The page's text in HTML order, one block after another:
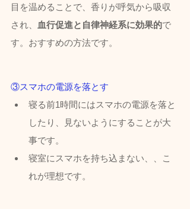
目を温めることで、香りが呼気から吸収
され、
血行促進と自律神経系に効果的で
す。おすすめの方法です。
③スマホの電源を落とす
寝る前1時間にはスマホの電源を落と
したり、見ないようにすることが大
事です。
寝室にスマホを持ち込まない、、こ
れが理想です。